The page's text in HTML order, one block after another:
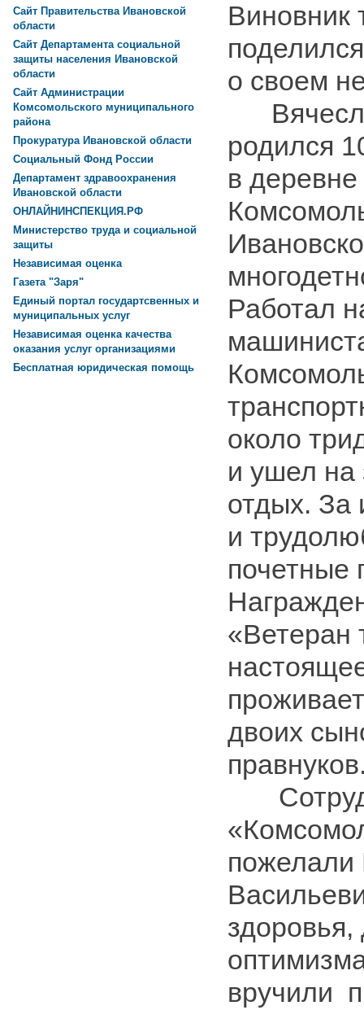
Виновник
о своем
родился
в
Работал
около
и ушел на
отдых. За
и
почетные
«Ветеран
двоих
пожелали
здоровья,
вручили
Сайт Правительства Ивановской
области
Сайт Департамента социальной
защиты населения Ивановской
области
Сайт Администрации
Комсомольского муниципального
района
Прокуратура Ивановской области
Социальный Фонд России
Департамент здравоохранения
Ивановской области
ОНЛАЙНИНСПЕКЦИЯ.РФ
Министерство труда и социальной
защиты
Независимая оценка
Газета "Заря"
Единый портал государтсвенных и
муниципальных услуг
Независимая оценка качества
оказания услуг организациями
Бесплатная юридическая помощь